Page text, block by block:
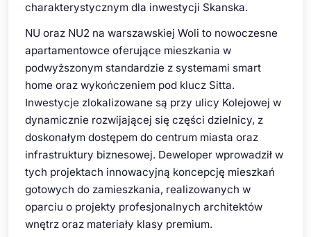
charakterystycznym dla inwestycji Skanska.
NU oraz NU2 na warszawskiej Woli to nowoczesne
apartamentowce oferujące mieszkania w
podwyższonym standardzie z systemami smart
home oraz wykończeniem pod klucz Sitta.
Inwestycje zlokalizowane są przy ulicy Kolejowej w
dynamicznie rozwijającej się części dzielnicy, z
doskonałym dostępem do centrum miasta oraz
infrastruktury biznesowej. Deweloper wprowadził w
tych projektach innowacyjną koncepcję mieszkań
gotowych do zamieszkania, realizowanych w
oparciu o projekty profesjonalnych architektów
wnętrz oraz materiały klasy premium.